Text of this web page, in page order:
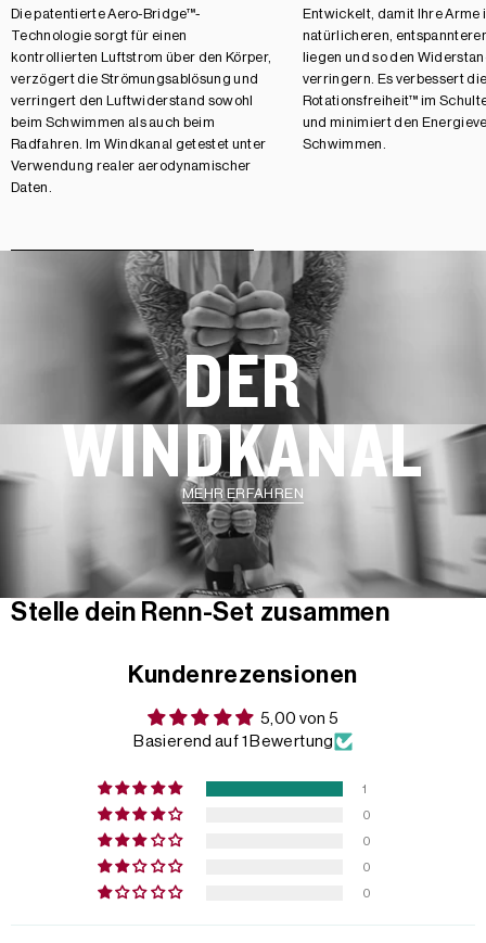
Die patentierte Aero-Bridge™-
Technologie sorgt für einen
kontrollierten Luftstrom über den Körper,
verzögert die Strömungsablösung und
verringert den Luftwiderstand sowohl
beim Schwimmen als auch beim
Radfahren. Im Windkanal getestet unter
Verwendung realer aerodynamischer
Daten.
Entwickelt, damit Ihre Arme
natürlicheren,
liegen und so den
verringern. Es verbessert
Rotationsfreiheit™ im
und minimiert den
Schwimmen.
DER
WINDKANAL
MEHR ERFAHREN
Stelle dein Renn-Set zusammen
Kundenrezensionen
5,00 von 5
Basierend auf 1 Bewertung
1
0
0
0
0